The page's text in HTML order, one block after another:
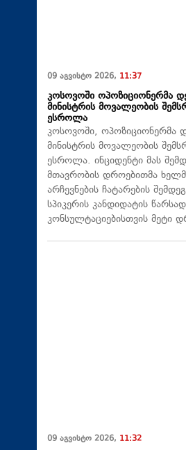
09 აგვისტო 2026, 11:37
კოსოვოში ოპოზიციონერმა
მინისტრის მოვალეობის
ესროლა
კოსოვოში, ოპოზიციონერმა
მინისტრის მოვალეობის
ესროლა. ინციდენტი მას
მთავრობის დროებითმა
არჩევნების ჩატარების
სპიკერის კანდიდატის
კონსულტაციებისთვის მეტი
09 აგვისტო 2026, 11:32